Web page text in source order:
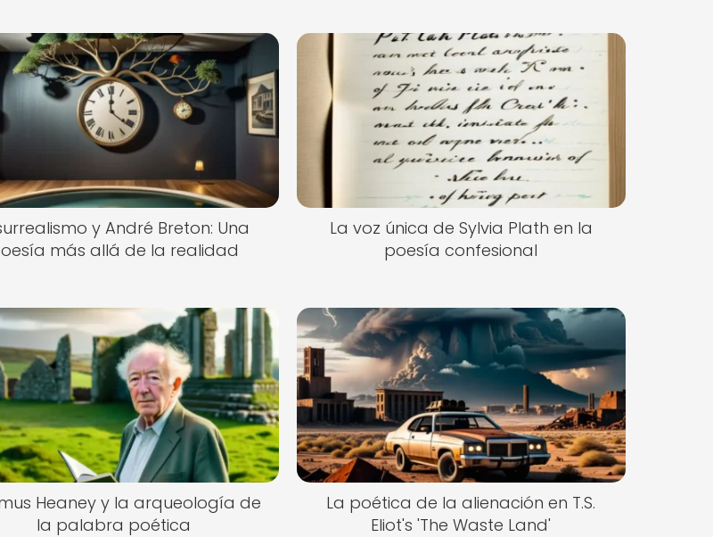
y André Breton: Una
más allá de la realidad
La voz única de Sylvia Plath en la
poesía confesional
Heaney y la arqueología de
la palabra poética
La poética de la alienación en T.S.
Eliot's 'The Waste Land'